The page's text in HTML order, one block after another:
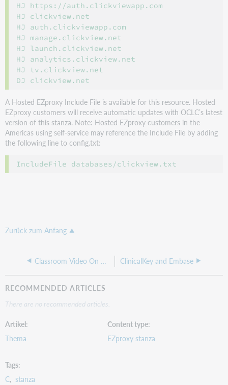
HJ https://auth.clickviewapp.com
HJ clickview.net
HJ auth.clickviewapp.com
HJ manage.clickview.net
HJ launch.clickview.net
HJ analytics.clickview.net
HJ tv.clickview.net
A Hosted EZproxy Include File is available for this resource. Hosted
EZproxy customers will receive automatic updates with OCLC’s latest
version of this stanza. Note: Hosted EZproxy customers in the
Americas using self-service may reference the Include File by adding
the following line to config.txt:
Zurück zum Anfang
Classroom Video On Demand ClinicalKey and Embase
RECOMMENDED ARTICLES
There are no recommended articles.
Artikel
Thema
Content type
EZproxy stanza
Tags
C stanza